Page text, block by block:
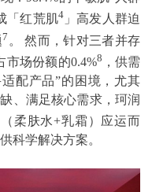
「红荒肌4」高发人群迫
7 。 然而，针对三者并存
市场份额的0.4%8 ，供需
配产品”的困境，尤其
、满足核心需求，珂润
柔肤水+乳霜）应运而
科学解决方案。